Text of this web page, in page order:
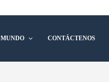
MUNDO CONTÁCTENOS